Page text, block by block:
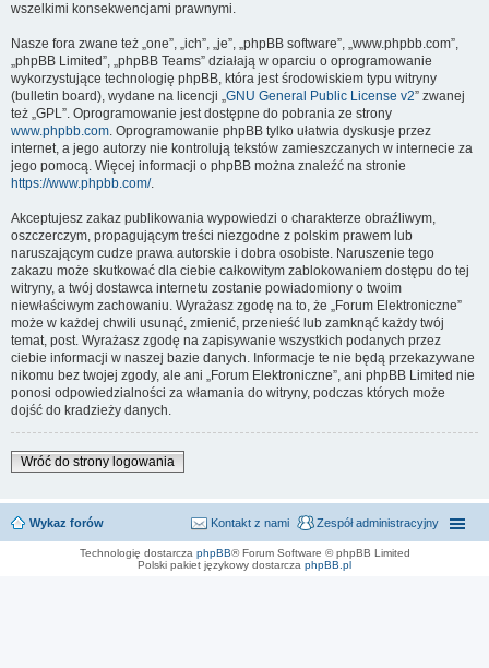
wszelkimi konsekwencjami prawnymi.
Nasze fora zwane też „one”, „ich”, „je”, „phpBB software”, „www.phpbb.com”,
„phpBB Limited”, „phpBB Teams” działają w oparciu o oprogramowanie
wykorzystujące technologię phpBB, która jest środowiskiem typu witryny
(bulletin board), wydane na licencji „GNU General Public License v2” zwanej
też „GPL”. Oprogramowanie jest dostępne do pobrania ze strony
www.phpbb.com. Oprogramowanie phpBB tylko ułatwia dyskusje przez
internet, a jego autorzy nie kontrolują tekstów zamieszczanych w internecie za
jego pomocą. Więcej informacji o phpBB można znaleźć na stronie
https://www.phpbb.com/.
Akceptujesz zakaz publikowania wypowiedzi o charakterze obraźliwym,
oszczerczym, propagującym treści niezgodne z polskim prawem lub
naruszającym cudze prawa autorskie i dobra osobiste. Naruszenie tego
zakazu może skutkować dla ciebie całkowitym zablokowaniem dostępu do tej
witryny, a twój dostawca internetu zostanie powiadomiony o twoim
niewłaściwym zachowaniu. Wyrażasz zgodę na to, że „Forum Elektroniczne”
może w każdej chwili usunąć, zmienić, przenieść lub zamknąć każdy twój
temat, post. Wyrażasz zgodę na zapisywanie wszystkich podanych przez
ciebie informacji w naszej bazie danych. Informacje te nie będą przekazywane
nikomu bez twojej zgody, ale ani „Forum Elektroniczne”, ani phpBB Limited nie
ponosi odpowiedzialności za włamania do witryny, podczas których może
dojść do kradzieży danych.
Wróć do strony logowania
Wykaz forów Zespół administracyjny
Kontakt z nami
Technologię dostarcza phpBB® Forum Software © phpBB Limited
Polski pakiet językowy dostarcza phpBB.pl